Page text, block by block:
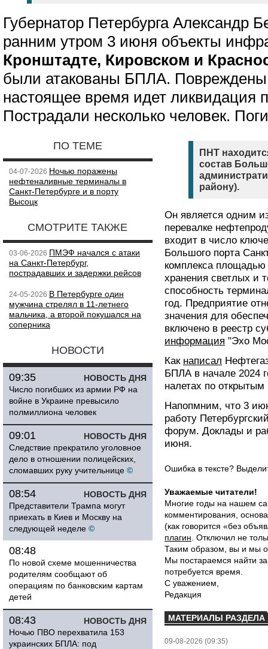
Губернатор Петербурга Александр
ранним утром 3 июня объекты
Кронштадте, Кировском и
были атакованы БПЛА. Повреждены
настоящее время идет ликвидация
Пострадали несколько человек.
ПО ТЕМЕ
04-07-2026 Ночью поражены
нефтеналивные терминалы в
Санкт-Петербурге и в порту
Высоцк
СМОТРИТЕ ТАКЖЕ
03-06-2026 ПМЭФ начался с атаки
на Санкт-Петербург,
пострадавших и задержки рейсов
24-05-2026 В Петербурге один
мужчина стрелял в 11-летнего
мальчика, а второй покушался на
соперника
НОВОСТИ
НОВОСТЬ ДНЯ
09:35
Число погибших из армии РФ на
войне в Украине превысило
полмиллиона человек
НОВОСТЬ ДНЯ
09:01
Следствие прекратило уголовное
дело в отношении полицейских,
сломавших руку учительнице ©
НОВОСТЬ ДНЯ
08:54
Представители Трампа могут
приехать в Киев и Москву на
следующей неделе ©
08:48
По новой схеме мошенничества
родителям сообщают об
операциям по банковским картам
детей
НОВОСТЬ ДНЯ
08:43
Ночью ПВО перехватила 153
украинских БПЛА: под
ПНТ
состав
району).
Он является одним
перевалке
входит в число
Большого порта
комплекса площадью
хранения светлых и
способность
год. Предприятие
значения для
включено в реестр
информация "Эхо
Как написал
БПЛА в начале 2024
налетах по
Напопмним, что 3
работу
форум. Доклады и
июня.
Ошибка в тексте?
Уважаемые читатели!
Многие годы на нашем
комментирования,
(как говорится «без
плагин . Отключил не
Таким образом, вы и мы
Мы постараемся найти
потребуется время.
С уважением,
Редакция
МАТЕРИАЛЫ РАЗДЕЛА
09-08-2026 (09:35)